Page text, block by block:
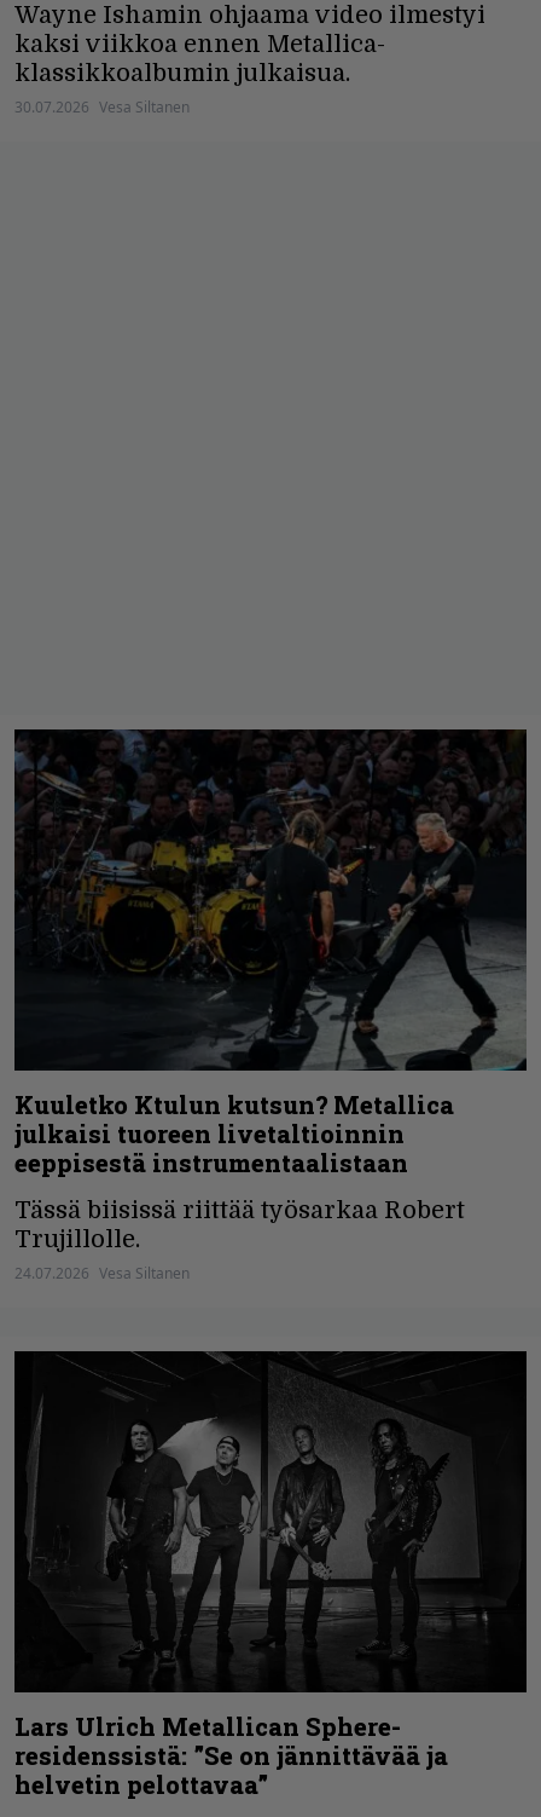
Wayne Ishamin ohjaama video ilmestyi
kaksi viikkoa ennen Metallica-
klassikkoalbumin julkaisua.
30.07.2026 Vesa Siltanen
Kuuletko Ktulun kutsun? Metallica
julkaisi tuoreen livetaltioinnin
eeppisestä instrumentaalistaan
Tässä biisissä riittää työsarkaa Robert
Trujillolle.
24.07.2026 Vesa Siltanen
Lars Ulrich Metallican Sphere-
residenssistä: ”Se on jännittävää ja
helvetin pelottavaa”